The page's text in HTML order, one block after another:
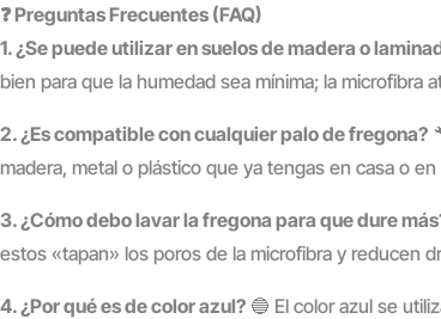
❓ Preguntas Frecuentes (FAQ)
1. ¿Se puede utilizar en suelos de madera o
bien para que la humedad sea mínima; la microfibra
2. ¿Es compatible con cualquier palo de fregona?
madera, metal o plástico que ya tengas en casa o
3. ¿Cómo debo lavar la fregona para que dure
estos «tapan» los poros de la microfibra y reducen
4. ¿Por qué es de color azul? 🔵 El color azul se